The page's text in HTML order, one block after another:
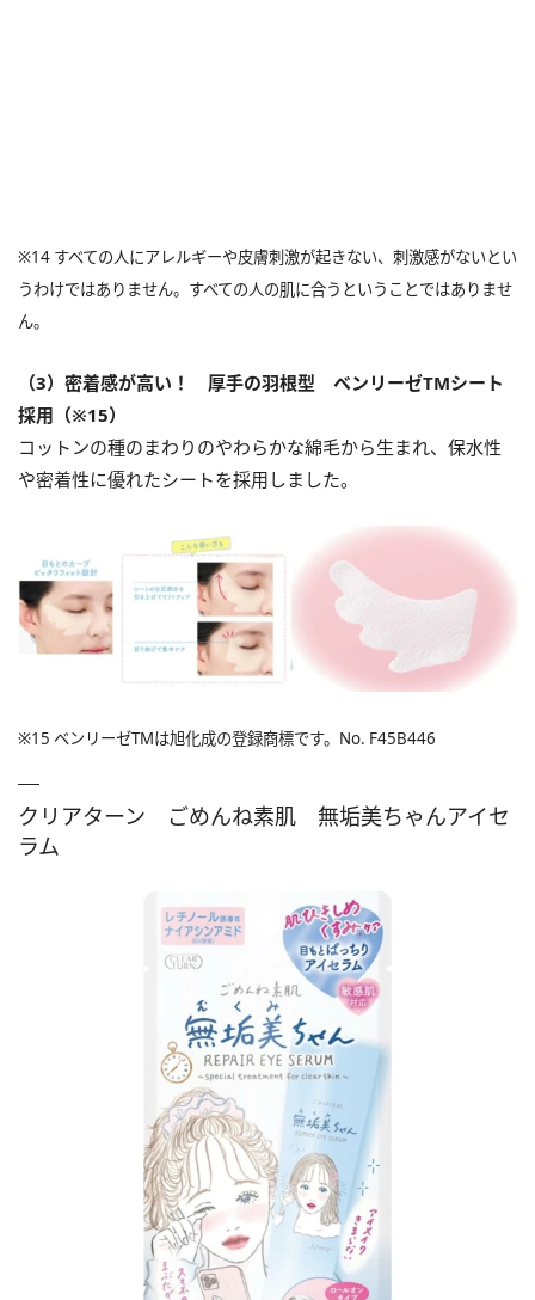
※14 すべての人にアレルギーや皮膚刺激が起きない、刺激感がないとい
うわけではありません。すべての人の肌に合うということではありませ
ん。
（3）密着感が高い！ 厚手の羽根型 ベンリーゼTMシート
採用（※15）
コットンの種のまわりのやわらかな綿毛から生まれ、保水性
や密着性に優れたシートを採用しました。
※15 ベンリーゼTMは旭化成の登録商標です。No. F45B446
クリアターン ごめんね素肌 無垢美ちゃんアイセ
ラム